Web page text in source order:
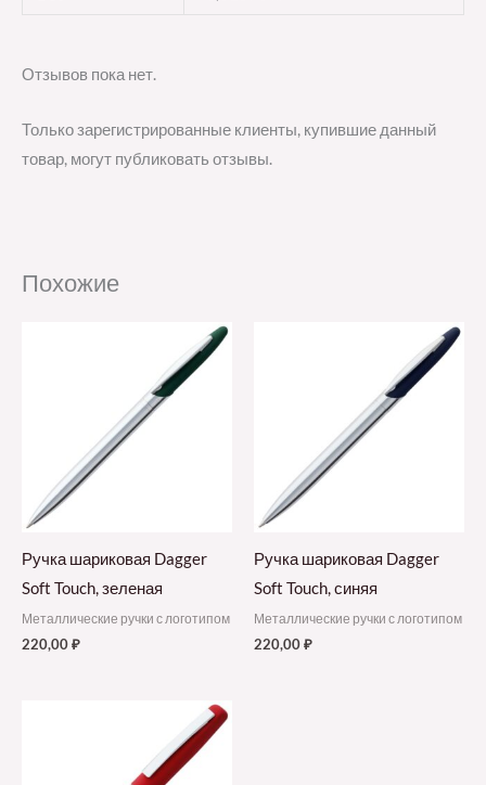
Отзывов пока нет.
Только зарегистрированные клиенты, купившие данный
товар, могут публиковать отзывы.
Похожие
Ручка шариковая Dagger
Soft Touch, зеленая
Металлические ручки с логотипом
220,00₽
Ручка шариковая Dagger
Soft Touch, синяя
Металлические ручки с логотипом
220,00₽